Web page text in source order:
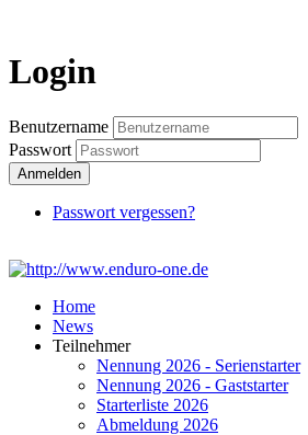
Login
Benutzername
Passwort
Anmelden
Passwort vergessen?
Home
News
Teilnehmer
Nennung 2026 - Serienstarter
Nennung 2026 - Gaststarter
Starterliste 2026
Abmeldung 2026